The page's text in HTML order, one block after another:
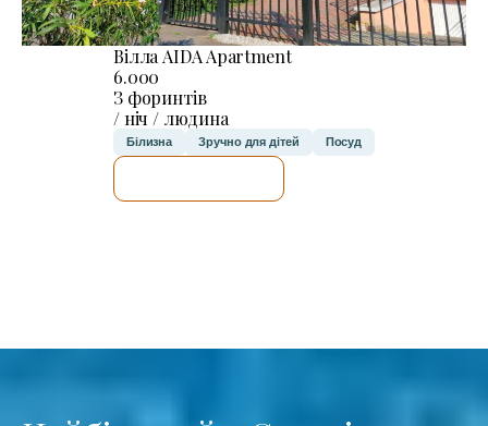
Вілла AIDA Apartment
6.000
З форинтів
/ ніч / людина
Білизна Зручно для дітей Посуд